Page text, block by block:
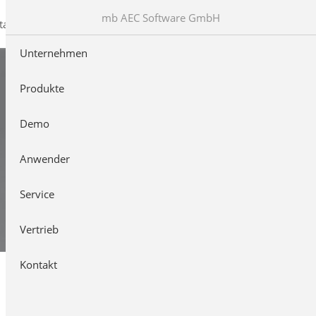
mb AEC Software GmbH
Unternehmen
Produkte
Demo
Anwender
Service
Vertrieb
Kontakt